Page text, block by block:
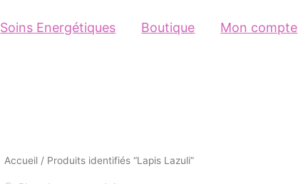
Soins Energétiques Boutique
Mon compte
Accueil / Produits identifiés “Lapis Lazuli”